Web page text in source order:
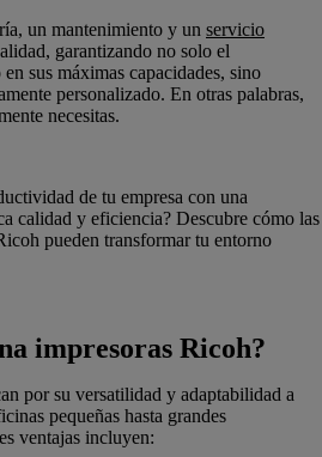
un mantenimiento y un servicio
garantizando no solo el
sus máximas capacidades, sino
personalizado. En otras palabras,
necesitas.
de tu empresa con una
calidad y eficiencia? Descubre cómo las
pueden transformar tu entorno
impresoras Ricoh?
por su versatilidad y adaptabilidad a
pequeñas hasta grandes
ventajas incluyen: